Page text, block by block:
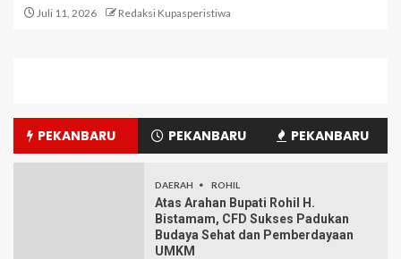
Juli 11, 2026 Redaksi Kupasperistiwa
PEKANBARU PEKANBARU PEKANBARU
DAERAH ROHIL
Atas Arahan Bupati Rohil H.
Bistamam, CFD Sukses Padukan
Budaya Sehat dan Pemberdayaan
UMKM